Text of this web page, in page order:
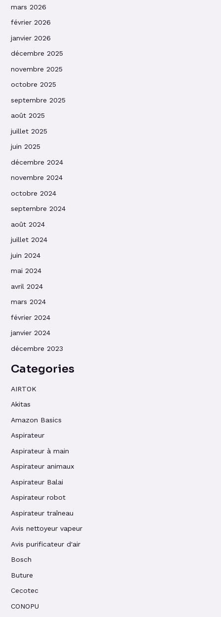
mars 2026
février 2026
janvier 2026
décembre 2025
novembre 2025
octobre 2025
septembre 2025
août 2025
juillet 2025
juin 2025
décembre 2024
novembre 2024
octobre 2024
septembre 2024
août 2024
juillet 2024
juin 2024
mai 2024
avril 2024
mars 2024
février 2024
janvier 2024
décembre 2023
Categories
AIRTOK
Akitas
Amazon Basics
Aspirateur
Aspirateur à main
Aspirateur animaux
Aspirateur Balai
Aspirateur robot
Aspirateur traîneau
Avis nettoyeur vapeur
Avis purificateur d'air
Bosch
Buture
Cecotec
CONOPU